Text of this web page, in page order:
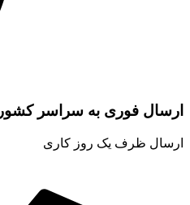
ارسال فوری به سراسر کشور
ارسال ظرف یک روز کاری